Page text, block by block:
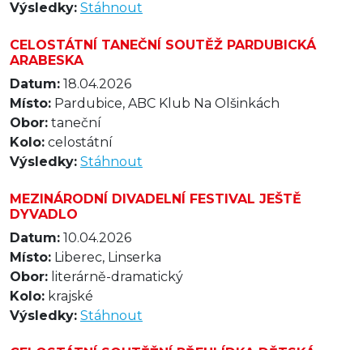
Výsledky: Stáhnout
CELOSTÁTNÍ TANEČNÍ SOUTĚŽ PARDUBICKÁ
ARABESKA
Datum: 18.04.2026
Místo: Pardubice, ABC Klub Na Olšinkách
Obor: taneční
Kolo: celostátní
Výsledky: Stáhnout
MEZINÁRODNÍ DIVADELNÍ FESTIVAL JEŠTĚ
DYVADLO
Datum: 10.04.2026
Místo: Liberec, Linserka
Obor: literárně-dramatický
Kolo: krajské
Výsledky: Stáhnout